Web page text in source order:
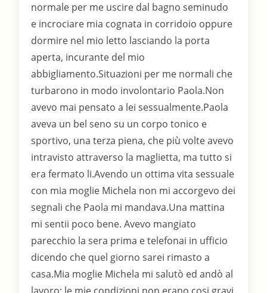
normale per me uscire dal bagno seminudo
e incrociare mia cognata in corridoio oppure
dormire nel mio letto lasciando la porta
aperta, incurante del mio
abbigliamento.Situazioni per me normali che
turbarono in modo involontario Paola.Non
avevo mai pensato a lei sessualmente.Paola
aveva un bel seno su un corpo tonico e
sportivo, una terza piena, che più volte avevo
intravisto attraverso la maglietta, ma tutto si
era fermato li.Avendo un ottima vita sessuale
con mia moglie Michela non mi accorgevo dei
segnali che Paola mi mandava.Una mattina
mi sentii poco bene. Avevo mangiato
parecchio la sera prima e telefonai in ufficio
dicendo che quel giorno sarei rimasto a
casa.Mia moglie Michela mi salutò ed andò al